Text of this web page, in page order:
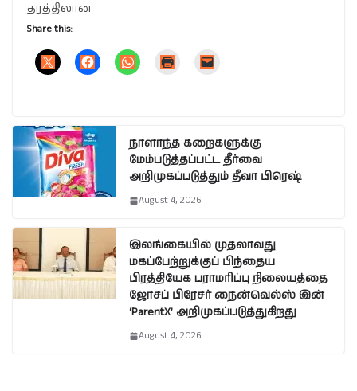
தரத்திலான
Share this:
நாளாந்த கறைகளுக்கு
மேம்படுத்தப்பட்ட தீர்வை
அறிமுகப்படுத்தும் தீவா பிரெஷ்
August 4, 2026
இலங்கையில் முதலாவது
மகப்பேற்றுக்குப் பிந்தைய
பிரத்தியேக பராமரிப்பு நிலையத்தை
ஜோசப் பிரேசர் நைன்வெல்ஸ் இன்
‘ParentX’ அறிமுகப்படுத்துகிறது
August 4, 2026